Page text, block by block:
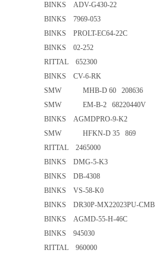
BINKS ADV-G430-22
BINKS 7969-053
BINKS PROLT-EC64-22C
BINKS 02-252
RITTAL 652300
BINKS CV-6-RK
SMW MHB-D 60 208636
SMW EM-B-2 68220440V
BINKS AGMDPRO-9-K2
SMW HFKN-D 35 869
RITTAL 2465000
BINKS DMG-5-K3
BINKS DB-4308
BINKS VS-58-K0
BINKS DR30P-MX22023PU-
BINKS AGMD-55-H-46C
BINKS 945030
RITTAL 960000